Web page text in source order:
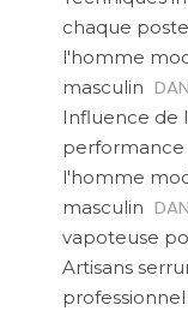
chaque
l'homme
masculin
Influence de
performance
l'homme
masculin
vapoteuse
Artisans